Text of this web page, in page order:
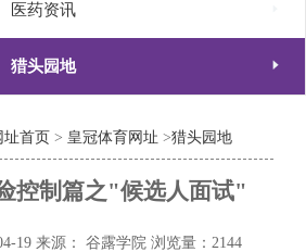
医药资讯
猎头园地 
址首页 > 皇冠体育网址 >猎头园地
控制篇之"候选人面试"
19 来源： 谷露学院 浏览量：2144